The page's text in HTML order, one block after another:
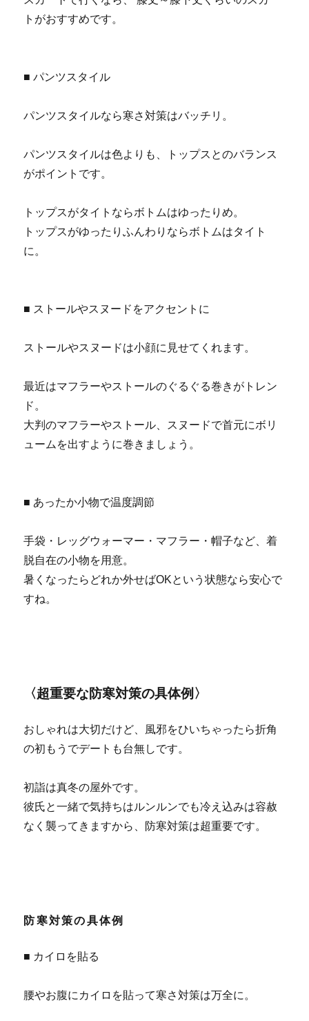
トがおすすめです。
■ パンツスタイル
パンツスタイルなら寒さ対策はバッチリ。
パンツスタイルは色よりも、トップスとのバランス
がポイントです。
トップスがタイトならボトムはゆったりめ。
トップスがゆったりふんわりならボトムはタイト
に。
■ ストールやスヌードをアクセントに
ストールやスヌードは小顔に見せてくれます。
最近はマフラーやストールのぐるぐる巻きがトレン
ド。
大判のマフラーやストール、スヌードで首元にボリ
ュームを出すように巻きましょう。
■ あったか小物で温度調節
手袋・レッグウォーマー・マフラー・帽子など、着
脱自在の小物を用意。
暑くなったらどれか外せばOKという状態なら安心で
すね。
〈超重要な防寒対策の具体例〉
おしゃれは大切だけど、風邪をひいちゃったら折角
の初もうでデートも台無しです。
初詣は真冬の屋外です。
彼氏と一緒で気持ちはルンルンでも冷え込みは容赦
なく襲ってきますから、防寒対策は超重要です。
防寒対策の具体例
■ カイロを貼る
腰やお腹にカイロを貼って寒さ対策は万全に。